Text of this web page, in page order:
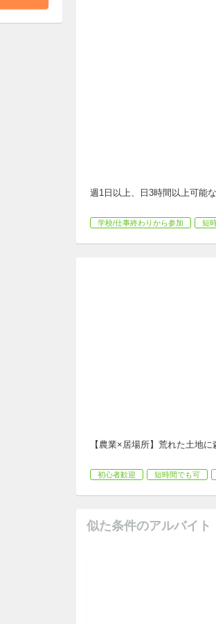
週1日以上、日3時間以上可能な
学校/仕事終わりから参加 短
【農業×居場所】荒れた土地に
初心者歓迎 短時間でも可
似た条件のアルバイト